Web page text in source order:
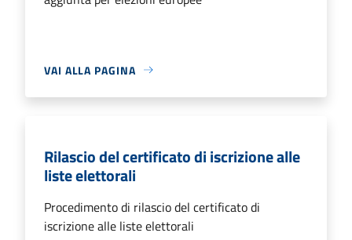
VAI ALLA PAGINA
Rilascio del certificato di iscrizione alle
liste elettorali
Procedimento di rilascio del certificato di
iscrizione alle liste elettorali